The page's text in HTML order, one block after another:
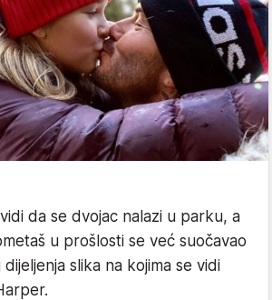
da se dvojac nalazi u parku, a
u prošlosti se već suočavao
slika na kojima se vidi